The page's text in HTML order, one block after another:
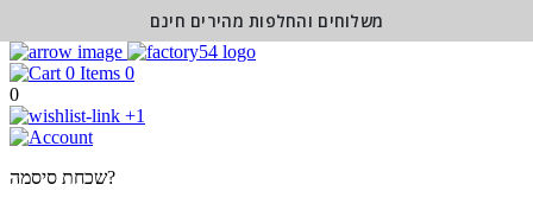
0
0
+1
שכחת סיסמה?
משלוחים והחלפות מהירים חינם